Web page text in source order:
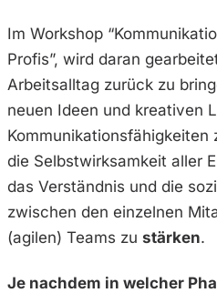
Im Workshop
Profis”, wird daran
Arbeitsalltag zurück zu
neuen Ideen und kreativen
Kommunikationsfähigkeiten
die Selbstwirksamkeit aller
das Verständnis und die
zwischen den einzelnen
(agilen) Teams zu stärken.
Je nachdem in welcher